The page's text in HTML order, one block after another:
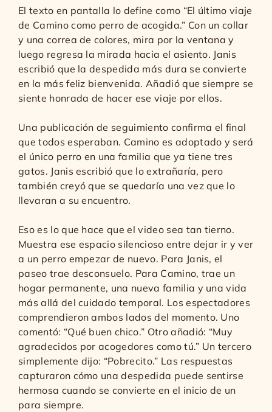
El texto en pantalla lo define como “El último viaje
de Camino como perro de acogida.” Con un collar
y una correa de colores, mira por la ventana y
luego regresa la mirada hacia el asiento. Janis
escribió que la despedida más dura se convierte
en la más feliz bienvenida. Añadió que siempre se
siente honrada de hacer ese viaje por ellos.
Una publicación de seguimiento confirma el final
que todos esperaban. Camino es adoptado y será
el único perro en una familia que ya tiene tres
gatos. Janis escribió que lo extrañaría, pero
también creyó que se quedaría una vez que lo
llevaran a su encuentro.
Eso es lo que hace que el video sea tan tierno.
Muestra ese espacio silencioso entre dejar ir y ver
a un perro empezar de nuevo. Para Janis, el
paseo trae desconsuelo. Para Camino, trae un
hogar permanente, una nueva familia y una vida
más allá del cuidado temporal. Los espectadores
comprendieron ambos lados del momento. Uno
comentó: “Qué buen chico.” Otro añadió: “Muy
agradecidos por acogedores como tú.” Un tercero
simplemente dijo: “Pobrecito.” Las respuestas
capturaron cómo una despedida puede sentirse
hermosa cuando se convierte en el inicio de un
para siempre.